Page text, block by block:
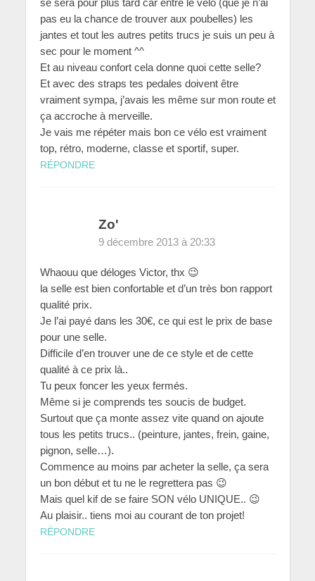
se sera pour plus tard car entre le vélo (que je n’ai
pas eu la chance de trouver aux poubelles) les
jantes et tout les autres petits trucs je suis un peu à
sec pour le moment ^^
Et au niveau confort cela donne quoi cette selle?
Et avec des straps tes pedales doivent être
vraiment sympa, j’avais les même sur mon route et
ça accroche à merveille.
Je vais me répéter mais bon ce vélo est vraiment
top, rétro, moderne, classe et sportif, super.
RÉPONDRE
Zo'
9 décembre 2013 à 20:33
Whaouu que déloges Victor, thx 😉
la selle est bien confortable et d’un très bon rapport
qualité prix.
Je l’ai payé dans les 30€, ce qui est le prix de base
pour une selle.
Difficile d’en trouver une de ce style et de cette
qualité à ce prix là..
Tu peux foncer les yeux fermés.
Même si je comprends tes soucis de budget.
Surtout que ça monte assez vite quand on ajoute
tous les petits trucs.. (peinture, jantes, frein, gaine,
pignon, selle…).
Commence au moins par acheter la selle, ça sera
un bon début et tu ne le regrettera pas 😉
Mais quel kif de se faire SON vélo UNIQUE.. 😉
Au plaisir.. tiens moi au courant de ton projet!
RÉPONDRE